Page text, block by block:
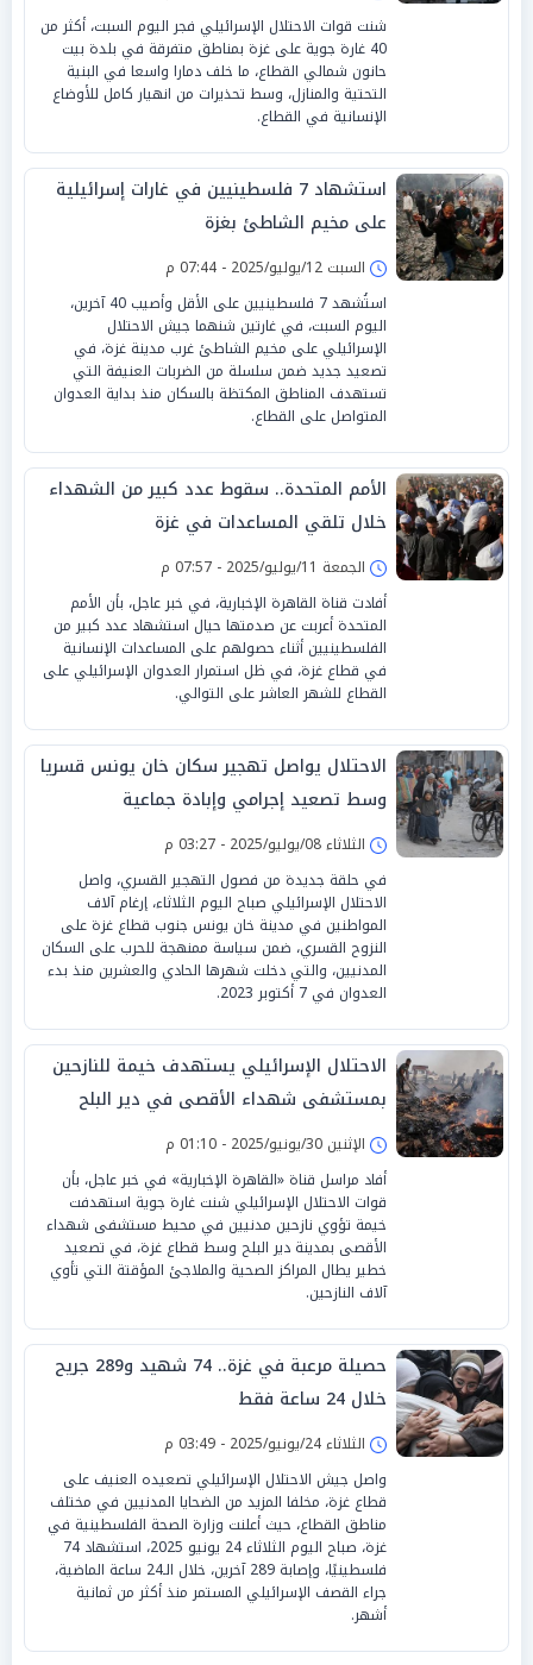
شنت قوات الاحتلال الإسرائيلي فجر اليوم السبت، أكثر من
40 غارة جوية على غزة بمناطق متفرقة في بلدة بيت
حانون شمالي القطاع، ما خلف دمارا واسعا في البنية
التحتية والمنازل، وسط تحذيرات من انهيار كامل للأوضاع
الإنسانية في القطاع.
استشهاد 7 فلسطينيين في غارات إسرائيلية
على مخيم الشاطئ بغزة
السبت 12/يوليو/2025 - 07:44 م
استُشهد 7 فلسطينيين على الأقل وأصيب 40 آخرين،
اليوم السبت، في غارتين شنهما جيش الاحتلال
الإسرائيلي على مخيم الشاطئ غرب مدينة غزة، في
تصعيد جديد ضمن سلسلة من الضربات العنيفة التي
تستهدف المناطق المكتظة بالسكان منذ بداية العدوان
المتواصل على القطاع.
الأمم المتحدة.. سقوط عدد كبير من الشهداء
خلال تلقي المساعدات في غزة
الجمعة 11/يوليو/2025 - 07:57 م
أفادت قناة القاهرة الإخبارية، في خبر عاجل، بأن الأمم
المتحدة أعربت عن صدمتها حيال استشهاد عدد كبير من
الفلسطينيين أثناء حصولهم على المساعدات الإنسانية
في قطاع غزة، في ظل استمرار العدوان الإسرائيلي على
القطاع للشهر العاشر على التوالي.
الاحتلال يواصل تهجير سكان خان يونس قسريا
وسط تصعيد إجرامي وإبادة جماعية
الثلاثاء 08/يوليو/2025 - 03:27 م
في حلقة جديدة من فصول التهجير القسري، واصل
الاحتلال الإسرائيلي صباح اليوم الثلاثاء، إرغام آلاف
المواطنين في مدينة خان يونس جنوب قطاع غزة على
النزوح القسري، ضمن سياسة ممنهجة للحرب على السكان
المدنيين، والتي دخلت شهرها الحادي والعشرين منذ بدء
العدوان في 7 أكتوبر 2023.
الاحتلال الإسرائيلي يستهدف خيمة للنازحين
بمستشفى شهداء الأقصى في دير البلح
الإثنين 30/يونيو/2025 - 01:10 م
أفاد مراسل قناة «القاهرة الإخبارية» في خبر عاجل، بأن
قوات الاحتلال الإسرائيلي شنت غارة جوية استهدفت
خيمة تؤوي نازحين مدنيين في محيط مستشفى شهداء
الأقصى بمدينة دير البلح وسط قطاع غزة، في تصعيد
خطير يطال المراكز الصحية والملاجئ المؤقتة التي تأوي
آلاف النازحين.
حصيلة مرعبة في غزة.. 74 شهيد و289 جريح
خلال 24 ساعة فقط
الثلاثاء 24/يونيو/2025 - 03:49 م
واصل جيش الاحتلال الإسرائيلي تصعيده العنيف على
قطاع غزة، مخلفا المزيد من الضحايا المدنيين في مختلف
مناطق القطاع، حيث أعلنت وزارة الصحة الفلسطينية في
غزة، صباح اليوم الثلاثاء 24 يونيو 2025، استشهاد 74
فلسطينيًا، وإصابة 289 آخرين، خلال الـ24 ساعة الماضية،
جراء القصف الإسرائيلي المستمر منذ أكثر من ثمانية
أشهر.